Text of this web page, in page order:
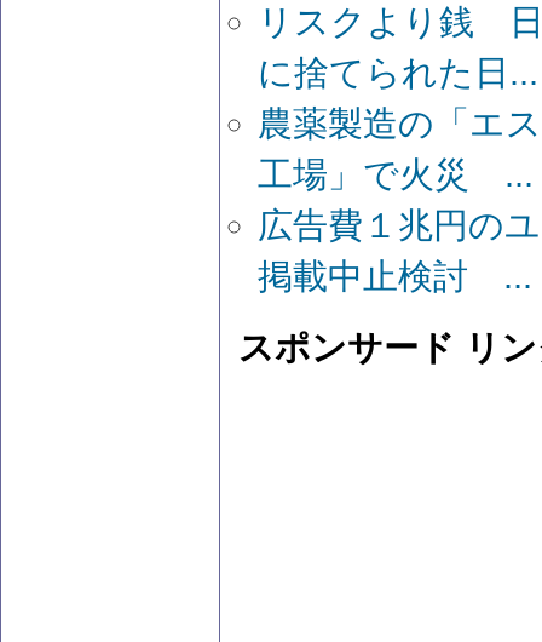
リスクより銭
に捨てられた日...
農薬製造の「エ
工場」で火災 ...
広告費１兆円の
掲載中止検討 ...
スポンサード リ